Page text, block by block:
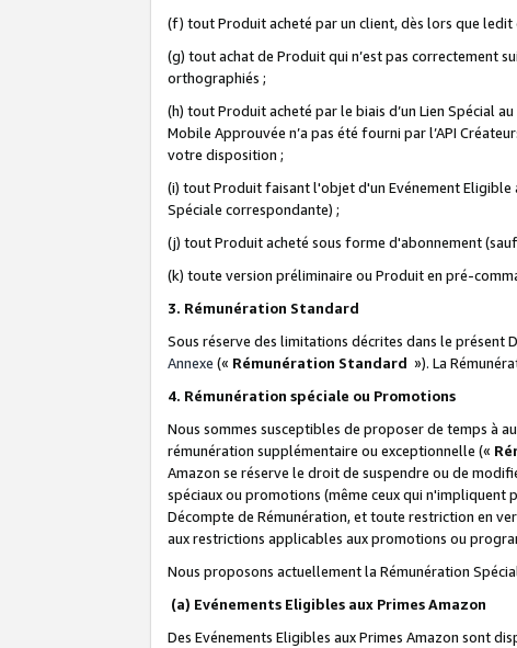
(f) tout Produit acheté par un client, dès lors que ledit
(g) tout achat de Produit qui n’est pas correctement
orthographiés ;
(h) tout Produit acheté par le biais d’un Lien Spécial
Mobile Approuvée n’a pas été fourni par l’API
votre disposition ;
(i) tout Produit faisant l'objet d'un Evénement Eligible
Spéciale correspondante) ;
(j) tout Produit acheté sous forme d'abonnement
(k) toute version préliminaire ou Produit en pré-
3. Rémunération Standard
Sous réserve des limitations décrites dans le présent
Annexe (« Rémunération Standard »). La
4. Rémunération spéciale ou Promotions
Nous sommes susceptibles de proposer de temps à
rémunération supplémentaire ou exceptionnelle («
Amazon se réserve le droit de suspendre ou de
spéciaux ou promotions (même ceux qui n'impliquent
Décompte de Rémunération, et toute restriction en
aux restrictions applicables aux promotions ou
Nous proposons actuellement la Rémunération
(a) Evénements Eligibles aux Primes Amazon
Des Evénements Eligibles aux Primes Amazon sont